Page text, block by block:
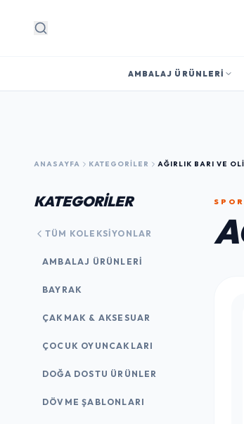
Arama
AMBALAJ ÜRÜNLERI
ANASAYFA KATEGORILER AĞIRLIK BARI VE
KATEGORİLER
TÜM KOLEKSIYONLAR
AMBALAJ ÜRÜNLERI
BAYRAK
ÇAKMAK & AKSESUAR
ÇOCUK OYUNCAKLARI
DOĞA DOSTU ÜRÜNLER
DÖVME ŞABLONLARI